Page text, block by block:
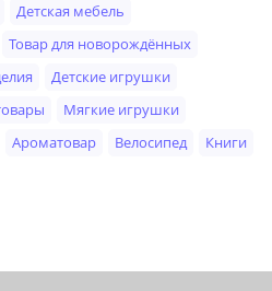
Детская мебель
Товар для новорождённых
Детские игрушки
Мягкие игрушки
Ароматовар Велосипед Книги